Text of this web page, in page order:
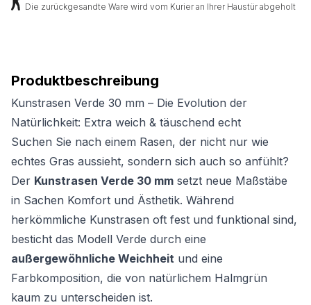
Produktbeschreibung
Kunstrasen Verde 30 mm – Die Evolution der
Natürlichkeit: Extra weich & täuschend echt
Suchen Sie nach einem Rasen, der nicht nur wie
echtes Gras aussieht, sondern sich auch so anfühlt?
Der Kunstrasen Verde 30 mm setzt neue Maßstäbe
in Sachen Komfort und Ästhetik. Während
herkömmliche Kunstrasen oft fest und funktional sind,
besticht das Modell Verde durch eine
außergewöhnliche Weichheit und eine
Farbkomposition, die von natürlichem Halmgrün
kaum zu unterscheiden ist.
Die zurückgesandte Ware wird vom Kurier an Ihrer Haustür abgeholt